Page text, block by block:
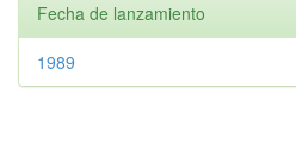
Fecha de lanzamiento
1989